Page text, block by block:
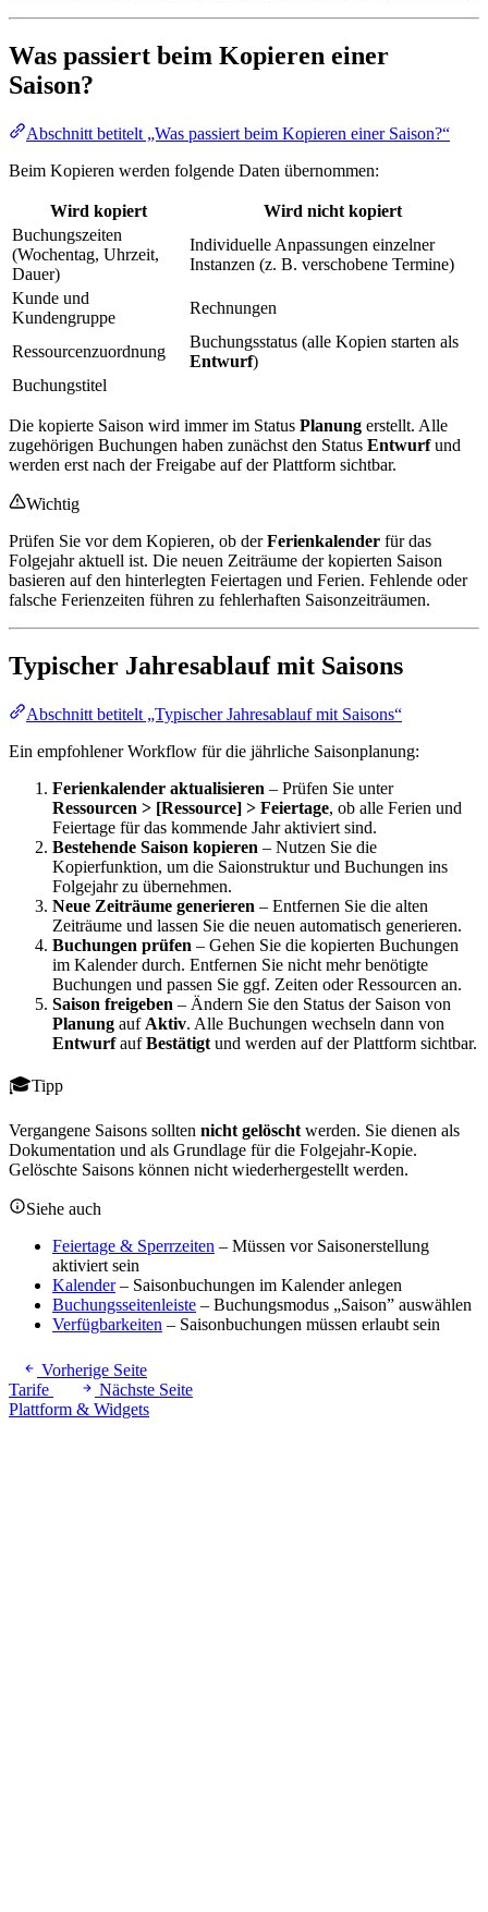
Was passiert beim Kopieren einer
Saison?
Abschnitt betitelt „Was passiert beim Kopieren einer Saison?“
Beim Kopieren werden folgende Daten übernommen:
Wird kopiert Wird nicht kopiert
Buchungszeiten
(Wochentag, Uhrzeit,
Dauer)
Individuelle Anpassungen einzelner
Instanzen (z. B. verschobene Termine)
Kunde und
Kundengruppe
Rechnungen
Ressourcenzuordnung
Buchungsstatus (alle Kopien starten als
Entwurf)
Buchungstitel
Die kopierte Saison wird immer im Status Planung erstellt. Alle
zugehörigen Buchungen haben zunächst den Status Entwurfund
werden erst nach der Freigabe auf der Plattform sichtbar.
Wichtig
Prüfen Sie vor dem Kopieren, ob derFerienkalender für das
Folgejahr aktuell ist. Die neuen Zeiträume der kopierten Saison
basieren auf den hinterlegten Feiertagen und Ferien. Fehlende oder
falsche Ferienzeiten führen zu fehlerhaften Saisonzeiträumen.
Typischer Jahresablauf mit Saisons
Abschnitt betitelt „Typischer Jahresablauf mit Saisons“
Ein empfohlener Workflow für die jährliche Saisonplanung:
Ferienkalender aktualisieren – Prüfen Sie unter
Ressourcen > [Ressource] > Feiertage, ob alle Ferien und
Feiertage für das kommende Jahr aktiviert sind.
Bestehende Saison kopieren – Nutzen Sie die
Kopierfunktion, um die Saionstruktur und Buchungen ins
Folgejahr zu übernehmen.
Neue Zeiträume generieren – Entfernen Sie die alten
Zeiträume und lassen Sie die neuen automatisch generieren.
Buchungen prüfen – Gehen Sie die kopierten Buchungen
im Kalender durch. Entfernen Sie nicht mehr benötigte
Buchungen und passen Sie ggf. Zeiten oder Ressourcen an.
Saison freigeben – Ändern Sie den Status der Saison von
Planung auf Aktiv. Alle Buchungen wechseln dann von
EntwurfaufBestätigt und werden auf der Plattform sichtbar.
Tipp
Vergangene Saisons sollten nicht gelöscht werden. Sie dienen als
Dokumentation und als Grundlage für die Folgejahr-Kopie.
Gelöschte Saisons können nicht wiederhergestellt werden.
Siehe auch
Feiertage & Sperrzeiten – Müssen vor Saisonerstellung
aktiviert sein
Kalender– Saisonbuchungen im Kalender anlegen
Buchungsseitenleiste – Buchungsmodus „Saison” auswählen
Verfügbarkeiten – Saisonbuchungen müssen erlaubt sein
Vorherige Seite
Tarife
Nächste Seite
Plattform & Widgets